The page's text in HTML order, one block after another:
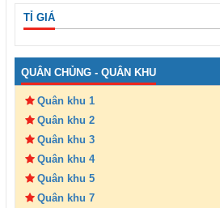
TỈ GIÁ
QUÂN CHỦNG - QUÂN KHU
Quân khu 1
Quân khu 2
Quân khu 3
Quân khu 4
Quân khu 5
Quân khu 7